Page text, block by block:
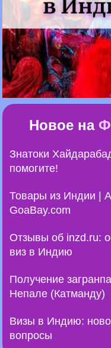
Новое на
Знатоки
помогите!
Товары из Индии |
GoaBay.com
Отзывы об inzd.ru:
виз в Индию
Получение
Непале (Катманду)
Визы в Индию:
вопросы